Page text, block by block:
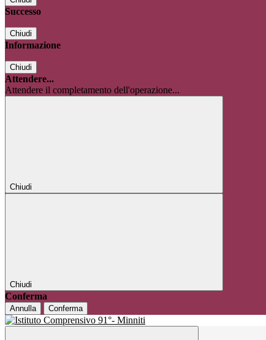
Successo
Chiudi
Informazione
Chiudi
Attendere...
Attendere il completamento dell'operazione...
Chiudi
Chiudi
Conferma
Annulla Conferma